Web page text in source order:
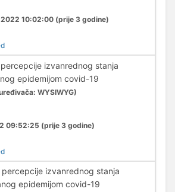
10:02:00 (prije 3 godine)
izvanrednog stanja
epidemijom covid-19
WYSIWYG)
09:52:25 (prije 3 godine)
percepcije izvanrednog stanja
epidemijom covid-19